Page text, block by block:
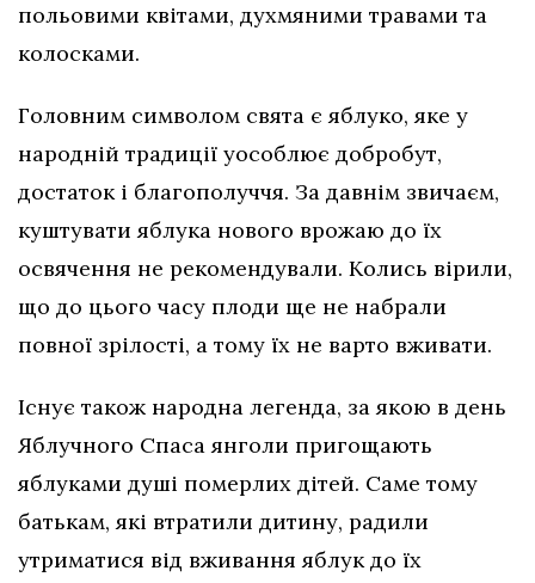
польовими квітами, духмяними травами та
колосками.
Головним символом свята є яблуко, яке у
народній традиції уособлює добробут,
достаток і благополуччя. За давнім звичаєм,
куштувати яблука нового врожаю до їх
освячення не рекомендували. Колись вірили,
що до цього часу плоди ще не набрали
повної зрілості, а тому їх не варто вживати.
Існує також народна легенда, за якою в день
Яблучного Спаса янголи пригощають
яблуками душі померлих дітей. Саме тому
батькам, які втратили дитину, радили
утриматися від вживання яблук до їх